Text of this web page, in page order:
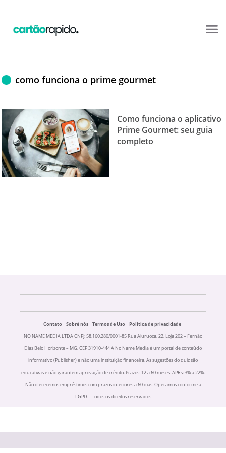
como funciona o prime gourmet
Como funciona o aplicativo
Prime Gourmet: seu guia
completo
Contato Sobré nós Termos de Uso
Política de privacidade
NO NAME MEDIA LTDA CNPJ: 58.160.280/0001-85 Rua Aiuruoca, 22, Loja 202 – Fernão
Dias Belo Horizonte – MG, CEP 31910-444 A No Name Media é um portal de conteúdo
informativo (Publisher) e não uma instituição financeira. As sugestões do quiz são
educativas e não garantem aprovação de crédito. Prazos: 12 a 60 meses. APRs: 3% a 22%.
Não oferecemos empréstimos com prazos inferiores a 60 dias. Operamos conforme a
LGPD. - Todos os direitos reservados